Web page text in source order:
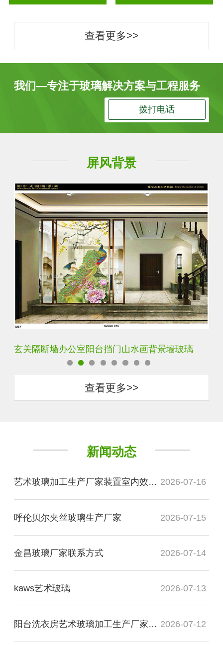
查看更多>>
我们—专注于玻璃解决方案与工程服务
拨打电话
屏风背景
墙玻璃 轻奢装饰艺术入户电视玻璃背景墙
查看更多>>
新闻动态
艺术玻璃加工生产厂家装置室内效果图 2026-07-16
呼伦贝尔夹丝玻璃生产厂家 2026-07-15
金昌玻璃厂家联系方式 2026-07-14
kaws艺术玻璃 2026-07-13
阳台洗衣房艺术玻璃加工生产厂家玻璃 2026-07-12